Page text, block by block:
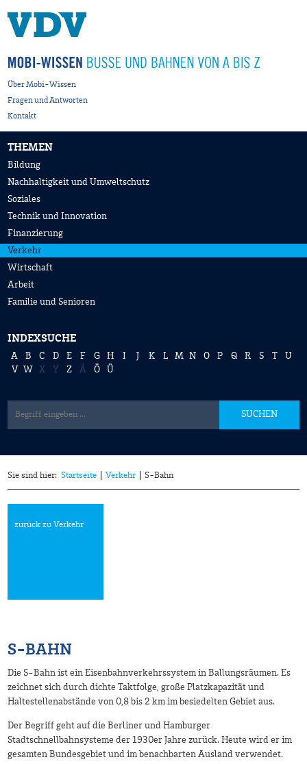
Über Mobi-Wissen
Fragen und Antworten
Kontakt
THEMEN
Bildung
Nachhaltigkeit und Umweltschutz
Soziales
Technik und Innovation
Finanzierung
Verkehr
Wirtschaft
Arbeit
Familie und Senioren
INDEXSUCHE
A B C D E F G H I K L M N O P Q R S T
U
V
W X Y Z Ä Ö Ü
SUCHEN
Sie sind hier: Startseite Verkehr S-Bahn
zurück zu Verkehr
S-BAHN
Die S-Bahn ist ein Eisenbahnverkehrssystem in Ballungsräumen. Es
zeichnet sich durch dichte Taktfolge, große Platzkapazität und
Haltestellenabstände von 0,8 bis 2 km im besiedelten Gebiet aus.
Der Begriff geht auf die Berliner und Hamburger
Stadtschnellbahnsysteme der 1930er Jahre zurück. Heute wird er im
gesamten Bundesgebiet und im benachbarten Ausland verwendet.